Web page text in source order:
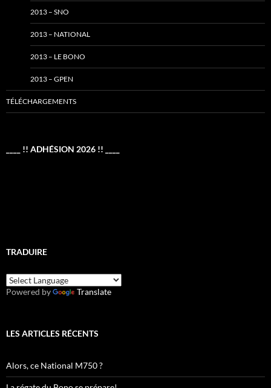
2013 – SNO
2013 – NATIONAL
2013 – LE BONO
2013 – GPEN
TÉLÉCHARGEMENTS
____ !! ADHÉSION 2026 !! ____
TRADUIRE
Powered by Translate
LES ARTICLES RÉCENTS
Alors, ce National M750 ?